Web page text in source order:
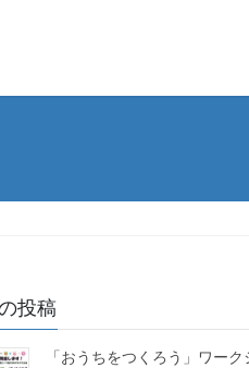
投稿
「おうちをつくろう」ワーク